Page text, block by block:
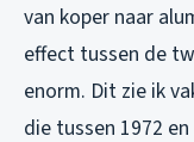
van koper naar
effect tussen de
enorm. Dit zie ik
die tussen 1972